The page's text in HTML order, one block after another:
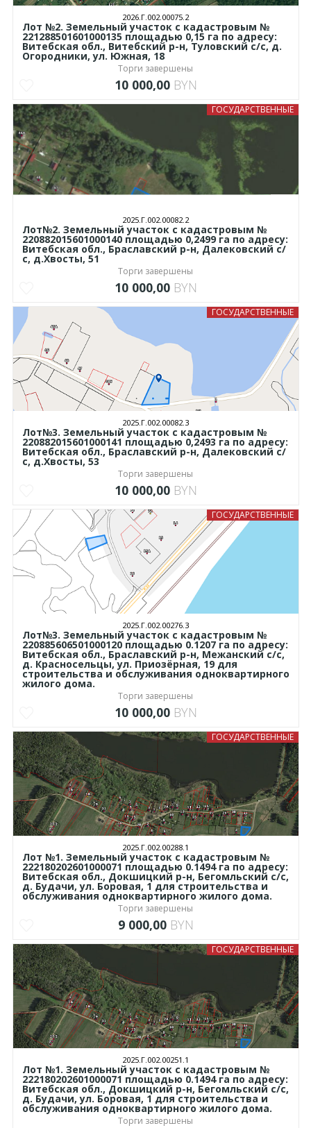
2026.Г.002.00075.2
Лот №2. Земельный участок с кадастровым №
221288501601000135 площадью 0,15 га по адресу:
Витебская обл., Витебский р-н, Туловский с/с, д.
Огородники, ул. Южная, 18
Торги завершены
10 000,00 BYN
ГОСУДАРСТВЕННЫЕ
2025.Г.002.00082.2
Лот№2. Земельный участок с кадастровым №
220882015601000140 площадью 0,2499 га по адресу:
Витебская обл., Браславский р-н, Далековский с/
с, д.Хвосты, 51
Торги завершены
10 000,00 BYN
ГОСУДАРСТВЕННЫЕ
2025.Г.002.00082.3
Лот№3. Земельный участок с кадастровым №
220882015601000141 площадью 0,2493 га по адресу:
Витебская обл., Браславский р-н, Далековский с/
с, д.Хвосты, 53
Торги завершены
10 000,00 BYN
ГОСУДАРСТВЕННЫЕ
2025.Г.002.00276.3
Лот№3. Земельный участок с кадастровым №
220885606501000120 площадью 0.1207 га по адресу:
Витебская обл., Браславский р-н, Межанский с/с,
д. Красносельцы, ул. Приозёрная, 19 для
строительства и обслуживания одноквартирного
жилого дома.
Торги завершены
10 000,00 BYN
ГОСУДАРСТВЕННЫЕ
2025.Г.002.00288.1
Лот №1. Земельный участок с кадастровым №
222180202601000071 площадью 0.1494 га по адресу:
Витебская обл., Докшицкий р-н, Бегомльский с/с,
д. Будачи, ул. Боровая, 1 для строительства и
обслуживания одноквартирного жилого дома.
Торги завершены
9 000,00 BYN
ГОСУДАРСТВЕННЫЕ
2025.Г.002.00251.1
Лот №1. Земельный участок с кадастровым №
222180202601000071 площадью 0.1494 га по адресу:
Витебская обл., Докшицкий р-н, Бегомльский с/с,
д. Будачи, ул. Боровая, 1 для строительства и
обслуживания одноквартирного жилого дома.
Торги завершены